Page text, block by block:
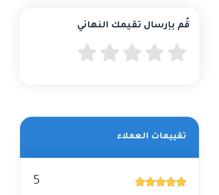
قُم بإرسال تقيمك النهائي
تقييمات العملاء
5